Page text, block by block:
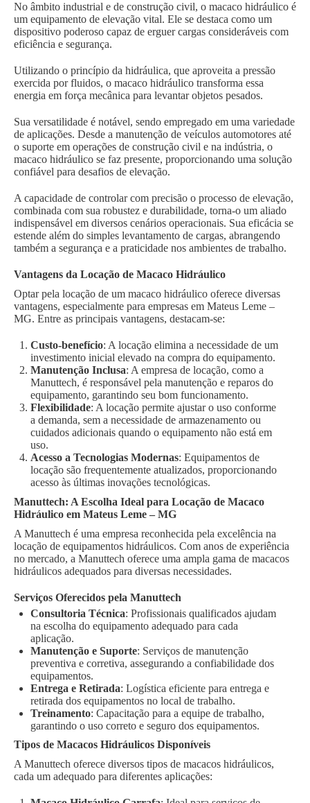
No âmbito industrial e de construção civil, o macaco hidráulico é
um equipamento de elevação vital. Ele se destaca como um
dispositivo poderoso capaz de erguer cargas consideráveis com
eficiência e segurança.
Utilizando o princípio da hidráulica, que aproveita a pressão
exercida por fluidos, o macaco hidráulico transforma essa
energia em força mecânica para levantar objetos pesados.
Sua versatilidade é notável, sendo empregado em uma variedade
de aplicações. Desde a manutenção de veículos automotores até
o suporte em operações de construção civil e na indústria, o
macaco hidráulico se faz presente, proporcionando uma solução
confiável para desafios de elevação.
A capacidade de controlar com precisão o processo de elevação,
combinada com sua robustez e durabilidade, torna-o um aliado
indispensável em diversos cenários operacionais. Sua eficácia se
estende além do simples levantamento de cargas, abrangendo
também a segurança e a praticidade nos ambientes de trabalho.
Vantagens da Locação de Macaco Hidráulico
Optar pela locação de um macaco hidráulico oferece diversas
vantagens, especialmente para empresas em Mateus Leme –
MG. Entre as principais vantagens, destacam-se:
Custo-benefício: A locação elimina a necessidade de um
investimento inicial elevado na compra do equipamento.
Manutenção Inclusa: A empresa de locação, como a
Manuttech, é responsável pela manutenção e reparos do
equipamento, garantindo seu bom funcionamento.
Flexibilidade: A locação permite ajustar o uso conforme
a demanda, sem a necessidade de armazenamento ou
cuidados adicionais quando o equipamento não está em
uso.
Acesso a Tecnologias Modernas: Equipamentos de
locação são frequentemente atualizados, proporcionando
acesso às últimas inovações tecnológicas.
Manuttech: A Escolha Ideal para Locação de Macaco
Hidráulico em Mateus Leme – MG
A Manuttech é uma empresa reconhecida pela excelência na
locação de equipamentos hidráulicos. Com anos de experiência
no mercado, a Manuttech oferece uma ampla gama de macacos
hidráulicos adequados para diversas necessidades.
Serviços Oferecidos pela Manuttech
Consultoria Técnica: Profissionais qualificados ajudam
na escolha do equipamento adequado para cada
aplicação.
Manutenção e Suporte: Serviços de manutenção
preventiva e corretiva, assegurando a confiabilidade dos
equipamentos.
Entrega e Retirada: Logística eficiente para entrega e
retirada dos equipamentos no local de trabalho.
Treinamento: Capacitação para a equipe de trabalho,
garantindo o uso correto e seguro dos equipamentos.
Tipos de Macacos Hidráulicos Disponíveis
A Manuttech oferece diversos tipos de macacos hidráulicos,
cada um adequado para diferentes aplicações: